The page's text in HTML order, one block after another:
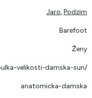
Jaro,Podzim
Barefoot
Ženy
velikosti-damska-sun/
anatomicka-damska